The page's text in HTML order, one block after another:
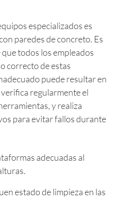
especializados es
paredes de concreto. Es
todos los empleados
correcto de estas
puede resultar en
regularmente el
y realiza
para evitar fallos durante
adecuadas al
estado de limpieza en las